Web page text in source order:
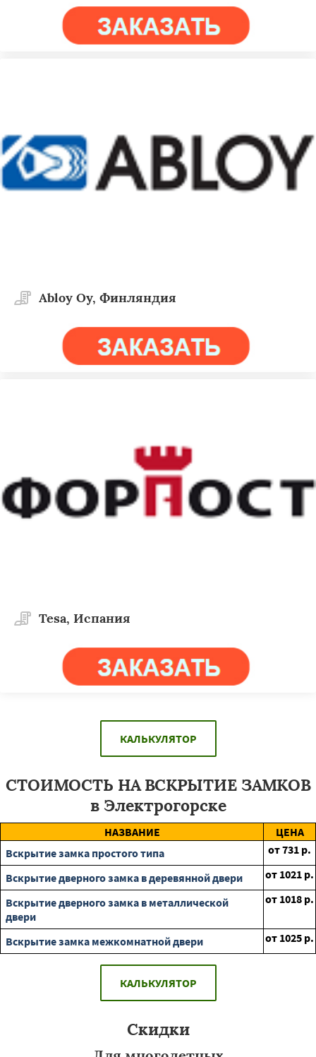
Abloy Oy, Финляндия
Tesa, Испания
КАЛЬКУЛЯТОР
СТОИМОСТЬ НА ВСКРЫТИЕ ЗАМКОВ
в Электрогорске
НАЗВАНИЕ
ЦЕНА
Вскрытие замка простого типа
от731 р.
Вскрытие дверного замка в деревянной двери
от 1021 р.
Вскрытие дверного замка в металлической
двери
от 1018 р.
Вскрытие замка межкомнатной двери от 1025 р.
КАЛЬКУЛЯТОР
Скидки